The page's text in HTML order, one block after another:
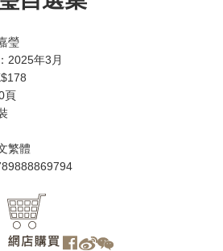
瑩
2025年3月
頁
繁體